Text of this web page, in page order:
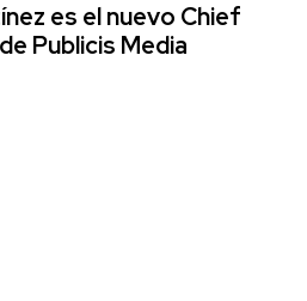
es el nuevo Chief
Publicis Media